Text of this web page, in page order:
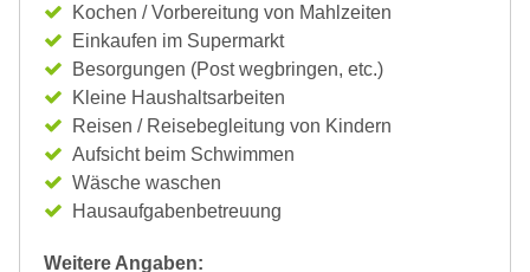
Kochen / Vorbereitung von Mahlzeiten
Einkaufen im Supermarkt
Besorgungen (Post wegbringen, etc.)
Kleine Haushaltsarbeiten
Reisen / Reisebegleitung von Kindern
Aufsicht beim Schwimmen
Wäsche waschen
Hausaufgabenbetreuung
Weitere Angaben: